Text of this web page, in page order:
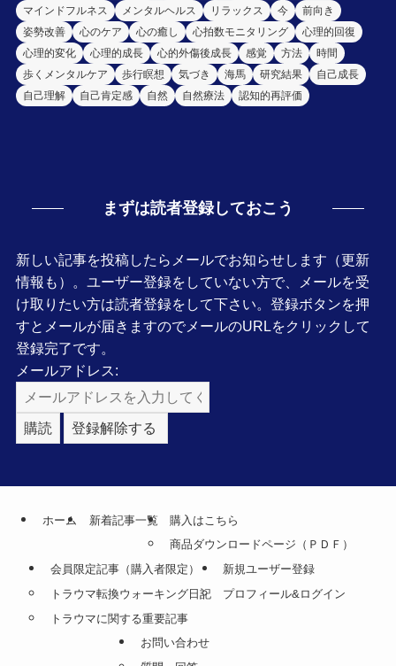
マインドフルネス
メンタルヘルス リラックス 今
前向き
姿勢改善
心のケア 心の癒し 心拍数モニタリング
心理的回復
心理的変化
心理的成長 心的外傷後成長 感覚 方法
時間
歩くメンタルケア
歩行瞑想 気づき 海馬 研究結果
自己成長
自己理解
自己肯定感 自然 自然療法 認知的再評価
まずは読者登録しておこう
新しい記事を投稿したらメールでお知らせします（更新
情報も）。ユーザー登録をしていない方で、メールを受
け取りたい方は読者登録をして下さい。登録ボタンを押
すとメールが届きますのでメールのURLをクリックして
登録完了です。
メールアドレス:
ホーム 新着記事一覧
購入はこちら
商品ダウンロードページ（ＰＤＦ）
会員限定記事（購入者限定）
トラウマ転換ウォーキング日記
トラウマに関する重要記事
新規ユーザー登録
プロフィール&ログイン
お問い合わせ